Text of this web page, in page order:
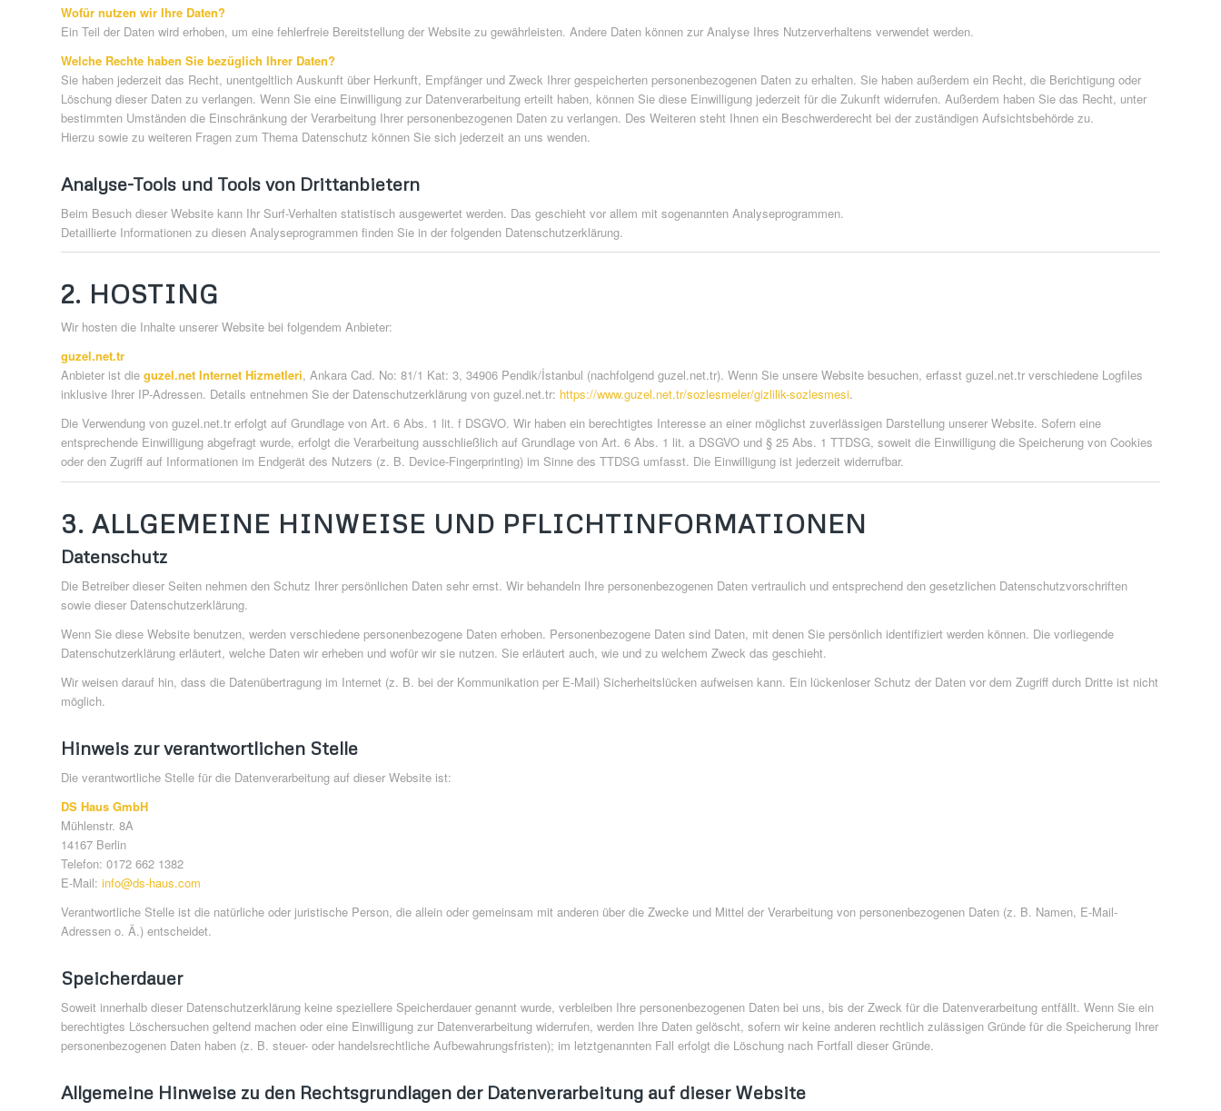
Wofür nutzen wir Ihre Daten?
Ein Teil der Daten wird erhoben, um eine fehlerfreie Bereitstellung der Website zu gewährleisten. Andere Daten können zur Analyse Ihres Nutzerverhaltens verwendet werden.
Welche Rechte haben Sie bezüglich Ihrer Daten?
Sie haben jederzeit das Recht, unentgeltlich Auskunft über Herkunft, Empfänger und Zweck Ihrer gespeicherten personenbezogenen Daten zu erhalten. Sie haben außerdem ein Recht, die Berichtigung oder
Löschung dieser Daten zu verlangen. Wenn Sie eine Einwilligung zur Datenverarbeitung erteilt haben, können Sie diese Einwilligung jederzeit für die Zukunft widerrufen. Außerdem haben Sie das Recht, unter
bestimmten Umständen die Einschränkung der Verarbeitung Ihrer personenbezogenen Daten zu verlangen. Des Weiteren steht Ihnen ein Beschwerderecht bei der zuständigen Aufsichtsbehörde zu.
Hierzu sowie zu weiteren Fragen zum Thema Datenschutz können Sie sich jederzeit an uns wenden.
Analyse-Tools und Tools von Drittanbietern
Beim Besuch dieser Website kann Ihr Surf-Verhalten statistisch ausgewertet werden. Das geschieht vor allem mit sogenannten Analyseprogrammen.
Detaillierte Informationen zu diesen Analyseprogrammen finden Sie in der folgenden Datenschutzerklärung.
2. HOSTING
Wir hosten die Inhalte unserer Website bei folgendem Anbieter:
guzel.net.tr
Anbieter ist die guzel.net Internet Hizmetleri, Ankara Cad. No: 81/1 Kat: 3, 34906 Pendik/İstanbul (nachfolgend guzel.net.tr). Wenn Sie unsere Website besuchen, erfasst guzel.net.tr verschiedene Logfiles
inklusive Ihrer IP-Adressen. Details entnehmen Sie der Datenschutzerklärung von guzel.net.tr: https://www.guzel.net.tr/sozlesmeler/gizlilik-sozlesmesi.
Die Verwendung von guzel.net.tr erfolgt auf Grundlage von Art. 6 Abs. 1 lit. f DSGVO. Wir haben ein berechtigtes Interesse an einer möglichst zuverlässigen Darstellung unserer Website. Sofern eine
entsprechende Einwilligung abgefragt wurde, erfolgt die Verarbeitung ausschließlich auf Grundlage von Art. 6 Abs. 1 lit. a DSGVO und § 25 Abs. 1 TTDSG, soweit die Einwilligung die Speicherung von Cookies
oder den Zugriff auf Informationen im Endgerät des Nutzers (z. B. Device-Fingerprinting) im Sinne des TTDSG umfasst. Die Einwilligung ist jederzeit widerrufbar.
3. ALLGEMEINE HINWEISE UND PFLICHTINFORMATIONEN
Datenschutz
Die Betreiber dieser Seiten nehmen den Schutz Ihrer persönlichen Daten sehr ernst. Wir behandeln Ihre personenbezogenen Daten vertraulich und entsprechend den gesetzlichen Datenschutzvorschriften
sowie dieser Datenschutzerklärung.
Wenn Sie diese Website benutzen, werden verschiedene personenbezogene Daten erhoben. Personenbezogene Daten sind Daten, mit denen Sie persönlich identifiziert werden können. Die vorliegende
Datenschutzerklärung erläutert, welche Daten wir erheben und wofür wir sie nutzen. Sie erläutert auch, wie und zu welchem Zweck das geschieht.
Wir weisen darauf hin, dass die Datenübertragung im Internet (z. B. bei der Kommunikation per E-Mail) Sicherheitslücken aufweisen kann. Ein lückenloser Schutz der Daten vor dem Zugriff durch Dritte ist nicht
möglich.
Hinweis zur verantwortlichen Stelle
Die verantwortliche Stelle für die Datenverarbeitung auf dieser Website ist:
DS Haus GmbH
Mühlenstr. 8A
14167 Berlin
Telefon: 0172 662 1382
E-Mail: info@ds-haus.com
Verantwortliche Stelle ist die natürliche oder juristische Person, die allein oder gemeinsam mit anderen über die Zwecke und Mittel der Verarbeitung von personenbezogenen Daten (z. B. Namen, E-Mail-
Adressen o. Ä.) entscheidet.
Speicherdauer
Soweit innerhalb dieser Datenschutzerklärung keine speziellere Speicherdauer genannt wurde, verbleiben Ihre personenbezogenen Daten bei uns, bis der Zweck für die Datenverarbeitung entfällt. Wenn Sie ein
berechtigtes Löschersuchen geltend machen oder eine Einwilligung zur Datenverarbeitung widerrufen, werden Ihre Daten gelöscht, sofern wir keine anderen rechtlich zulässigen Gründe für die Speicherung Ihrer
personenbezogenen Daten haben (z. B. steuer- oder handelsrechtliche Aufbewahrungsfristen); im letztgenannten Fall erfolgt die Löschung nach Fortfall dieser Gründe.
Allgemeine Hinweise zu den Rechtsgrundlagen der Datenverarbeitung auf dieser Website